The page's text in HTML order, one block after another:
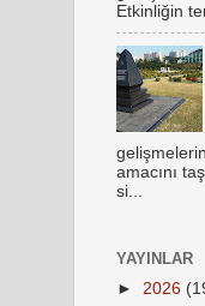
Etkinliğin
amacını
si...
YAYINLAR
► 2026